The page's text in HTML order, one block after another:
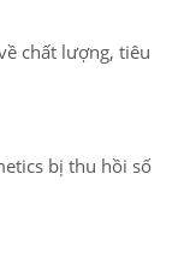
chất lượng, tiêu
bị thu hồi số